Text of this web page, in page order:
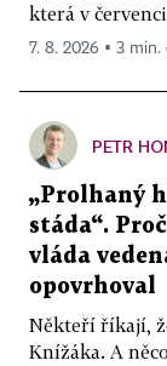
která v
7. 8. 2026 ▪ 3 min.
PETR
„Prolhaný
stáda“.
vláda
opovrhoval
Někteří říkají,
Knížáka. A